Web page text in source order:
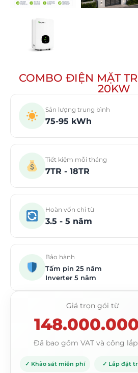
COMBO ĐIỆN MẶT
20KW
Sản lượng trung bình
75-95 kWh
Tiết kiệm mỗi tháng
7TR - 18TR
Hoàn vốn chỉ từ
3.5 - 5 năm
Bảo hành
Tấm pin 25 năm
Inverter 5 năm
Giá trọn gói từ
Đã bao gồm VAT và công
✓ Khảo sát miễn phí ✓ Lắp đặt